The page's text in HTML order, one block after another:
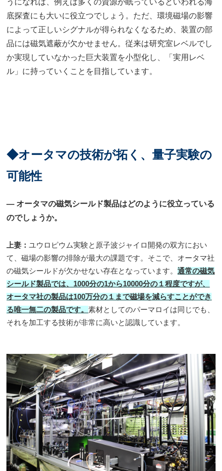
底探査にも大いに役立つでしょう。ただ、環境磁場の影響
によって正しいシグナルが得られなくなるため、装置の部
品には磁気遮蔽が欠かせません。従来は研究室レベルでし
か実現していなかった巨大装置を小型化し、「実用レベ
ル」に持っていくことを目指しています。
◆オータマの技術が拓く、量子実験の
可能性
― オータマの磁気シールド製品はどのように役立っている
のでしょうか。
上妻：ユウロピウム実験と原子波ジャイロ開発の双方におい
て、磁場の影響の排除が最大の課題です。そこで、オータマ社
の磁気シールドが欠かせない存在となっています。通常の磁気
シールド製品では、1000分の1から10000分の１程度ですが、
オータマ社の製品は100万分の１まで磁場を減らすことができ
る唯一無二の製品です。素材としてのパーマロイは同じでも、
それを加工する技術が非常に高いと認識しています。